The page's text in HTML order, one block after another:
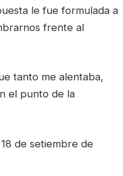
le fue formulada a
frente al
tanto me alentaba,
el punto de la
de setiembre de